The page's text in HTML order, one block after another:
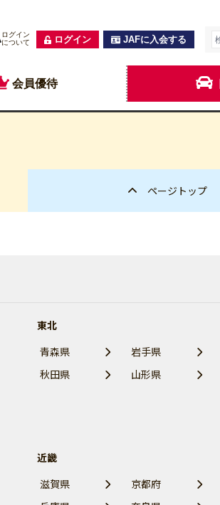
ログイン
について
ログイン JAFに入会する
会員優待
ページトップ
東北
青森県
岩手県
秋田県
山形県
近畿
滋賀県
京都府